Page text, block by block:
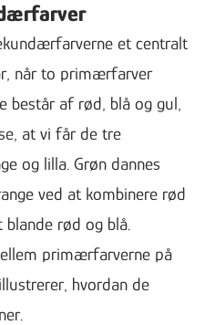
et centralt
når to primærfarver
består af rød, blå og gul,
at vi får de tre
og lilla. Grøn dannes
ved at kombinere rød
rød og blå.
primærfarverne på
hvordan de